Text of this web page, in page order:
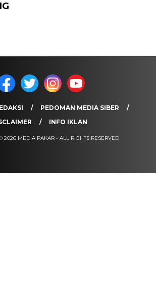
PEDOMAN MEDIA SIBER
INFO IKLAN
2026 MEDIA PAKAR - ALL RIGHTS RESERVED